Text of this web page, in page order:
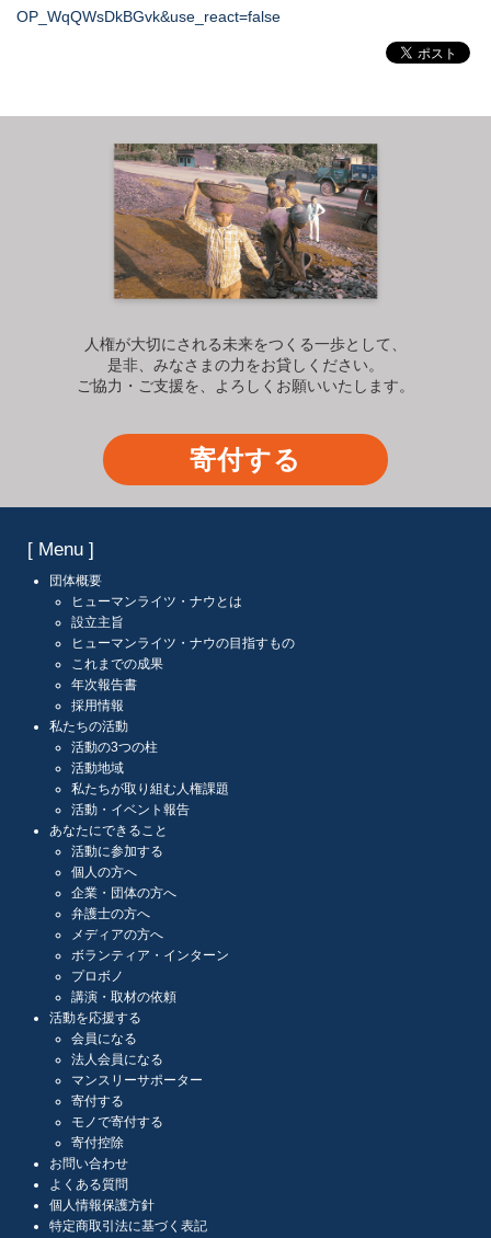
OP_WqQWsDkBGvk&use_react=false
人権が大切にされる未来をつくる一歩として、
是非、みなさまの力をお貸しください。
ご協力・ご支援を、よろしくお願いいたします。
寄付する
[ Menu ]
団体概要
ヒューマンライツ・ナウとは
設立主旨
ヒューマンライツ・ナウの目指すもの
これまでの成果
年次報告書
採用情報
私たちの活動
活動の3つの柱
活動地域
私たちが取り組む人権課題
活動・イベント報告
あなたにできること
活動に参加する
個人の方へ
企業・団体の方へ
弁護士の方へ
メディアの方へ
ボランティア・インターン
プロボノ
講演・取材の依頼
活動を応援する
会員になる
法人会員になる
マンスリーサポーター
寄付する
モノで寄付する
寄付控除
お問い合わせ
よくある質問
個人情報保護方針
特定商取引法に基づく表記